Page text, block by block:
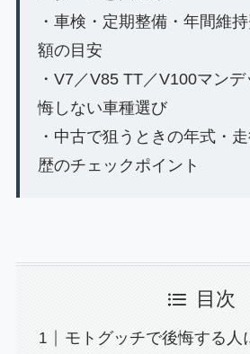
・車検・定期整備・年間維
額の目安
・V7／V85 TT／V100マン
悔しない車種選び
・中古で狙うときの年式・
歴のチェックポイント
目次
モトグッチで後悔する人